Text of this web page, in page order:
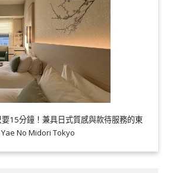
15分鐘！兼具日式質感與款待服務的東
No Midori Tokyo